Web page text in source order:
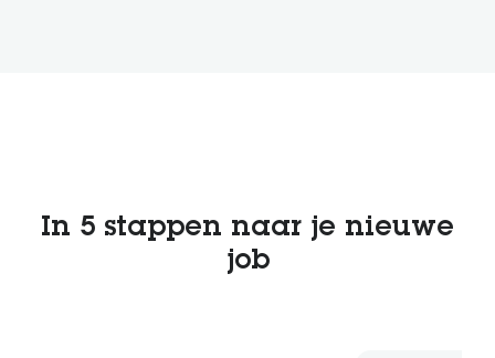
In 5 stappen naar je nieuwe
job